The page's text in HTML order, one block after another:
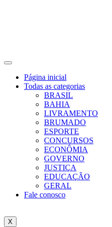
Página inicial
Todas as categorias
BRASIL
BAHIA
LIVRAMENTO
BRUMADO
ESPORTE
CONCURSOS
ECONÔMIA
GOVERNO
JUSTIÇA
EDUCAÇÃO
GERAL
Fale conosco
X